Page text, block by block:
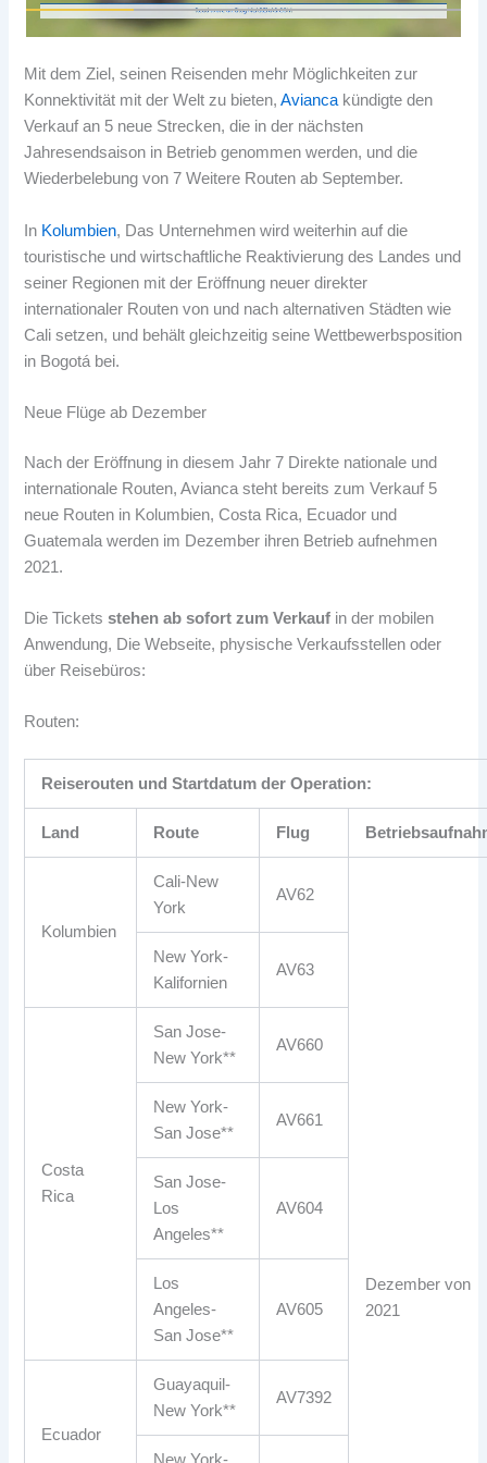
Mit dem Ziel, seinen Reisenden mehr Möglichkeiten zur
Konnektivität mit der Welt zu bieten,Avianca kündigte den
Verkauf an 5 neue Strecken, die in der nächsten
Jahresendsaison in Betrieb genommen werden, und die
Wiederbelebung von 7 Weitere Routen ab September.
In Kolumbien, Das Unternehmen wird weiterhin auf die
touristische und wirtschaftliche Reaktivierung des Landes und
seiner Regionen mit der Eröffnung neuer direkter
internationaler Routen von und nach alternativen Städten wie
Cali setzen, und behält gleichzeitig seine Wettbewerbsposition
in Bogotá bei.
Neue Flüge ab Dezember
Nach der Eröffnung in diesem Jahr 7 Direkte nationale und
internationale Routen, Avianca steht bereits zum Verkauf 5
neue Routen in Kolumbien, Costa Rica, Ecuador und
Guatemala werden im Dezember ihren Betrieb aufnehmen
2021.
Die Ticketsstehen ab sofort zum Verkauf in der mobilen
Anwendung, Die Webseite, physische Verkaufsstellen oder
über Reisebüros:
Routen:
Reiserouten und Startdatum der Operation:
Land Route Flug
Kolumbien
Cali-New
York
AV62
Dezember von
2021
New York-
Kalifornien
AV63
Costa
Rica
San Jose-
New York**
AV660
New York-
San Jose**
AV661
San Jose-
Los
Angeles**
AV604
Los
Angeles-
San Jose**
AV605
Ecuador
Guayaquil-
New York**
AV7392